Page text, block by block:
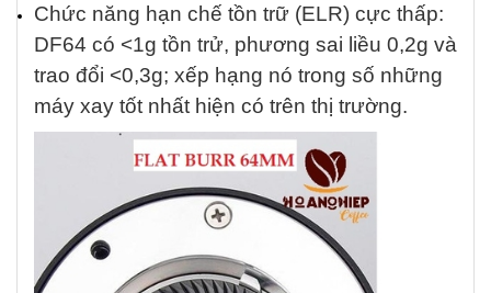
Chức năng hạn chế tồn trữ (ELR) cực thấp:
DF64 có <1g tồn trử, phương sai liều 0,2g và
trao đổi <0,3g; xếp hạng nó trong số những
máy xay tốt nhất hiện có trên thị trường.